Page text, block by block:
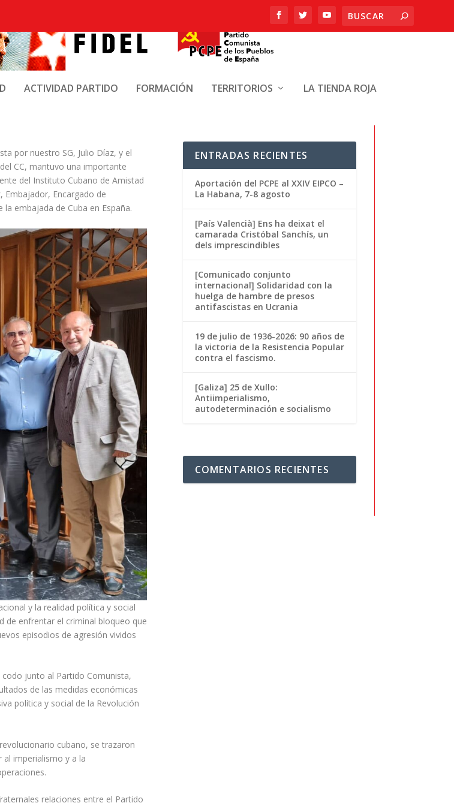
ACTIVIDAD PARTIDO FORMACIÓN TERRITORIOS LA TIENDA ROJA
DEL ICAP
por nuestro SG, Julio Díaz, y el
CC, mantuvo una importante
del Instituto Cubano de Amistad
Embajador, Encargado de
embajada de Cuba en España.
y la realidad política y social
de enfrentar el criminal bloqueo que
episodios de agresión vividos
junto al Partido Comunista,
de las medidas económicas
política y social de la Revolución
cubano, se trazaron
imperialismo y a la
relaciones entre el Partido
ENTRADAS RECIENTES
Aportación del PCPE al XXIV EIPCO –
La Habana, 7-8 agosto
[País Valencià] Ens ha deixat el
camarada Cristóbal Sanchís, un
dels imprescindibles
[Comunicado conjunto
internacional] Solidaridad con la
huelga de hambre de presos
antifascistas en Ucrania
19 de julio de 1936-2026: 90 años de
la victoria de la Resistencia Popular
contra el fascismo.
[Galiza] 25 de Xullo:
Antiimperialismo,
autodeterminación e socialismo
COMENTARIOS RECIENTES